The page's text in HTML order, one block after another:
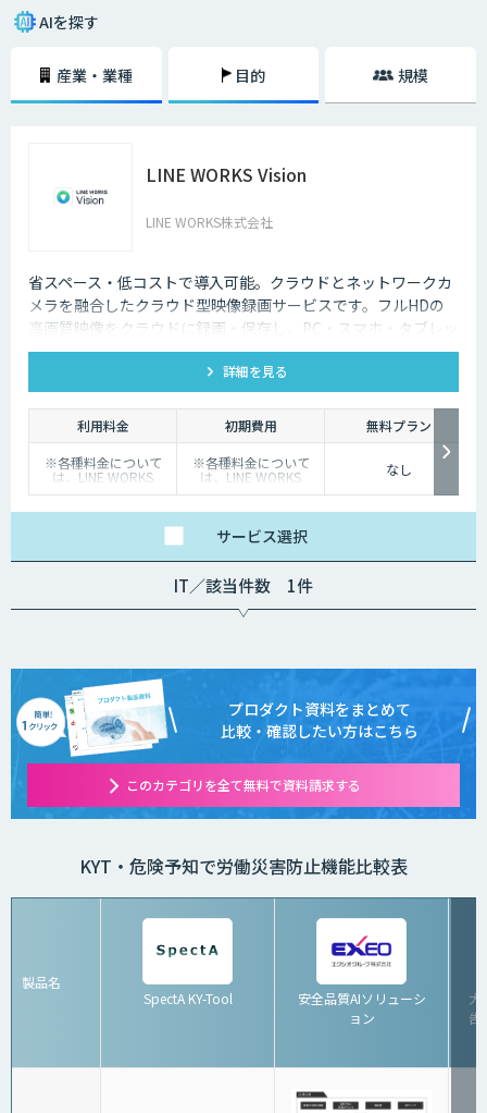
AIを探す
産業・業種 目的 規模
LINE WORKS Vision
LINE WORKS株式会社
省スペース・低コストで導入可能。クラウドとネットワークカ
メラを融合したクラウド型映像録画サービスです。フルHDの
高画質映像をクラウドに録画・保存し、PC・スマホ・タブレッ
トからいつでもどこでも確認可能。省スペース・低コストで導
入でき、安定した品質と柔軟な運用性を兼ね備えています。
詳細を見る
利用料金 初期費用
無料プラン
※各種料金について
は、LINE WORKS
Visionの販売店までお
※各種料金について
は、LINE WORKS
Visionの販売店までお
なし
サービス選択
IT／該当件数 1件
プロダクト資料をまとめて
比較・確認したい方はこちら
このカテゴリを全て無料で資料請求する
KYT・危険予知で労働災害防止機能比較表
製品名
SpectA KY-Tool
安全品質AIソリューシ
ョン
大
告